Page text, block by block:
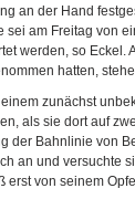
an der Hand
am Freitag von
werden, so Eckel.
hatten,
zunächst
als sie dort auf
der Bahnlinie von
an und versuchte
von seinem